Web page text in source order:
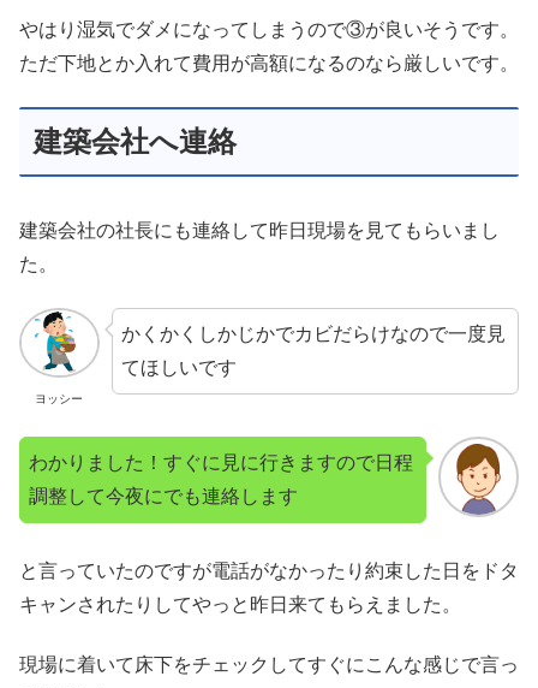
やはり湿気でダメになってしまうので③が良いそうです。
ただ下地とか入れて費用が高額になるのなら厳しいです。
建築会社へ連絡
建築会社の社長にも連絡して昨日現場を見てもらいまし
た。
ヨッシー
かくかくしかじかでカビだらけなので一度見
てほしいです
わかりました！すぐに見に行きますので日程
調整して今夜にでも連絡します
と言っていたのですが電話がなかったり約束した日をドタ
キャンされたりしてやっと昨日来てもらえました。
現場に着いて床下をチェックしてすぐにこんな感じで言っ